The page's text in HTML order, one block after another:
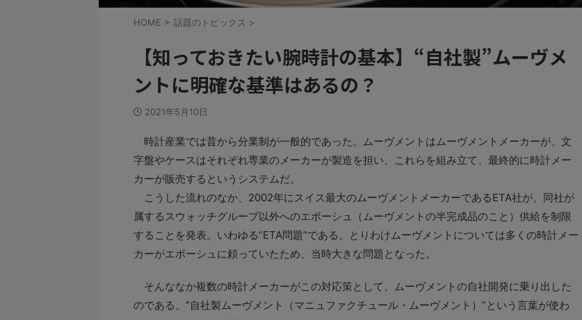
HOME > 話題のトピックス >
【知っておきたい腕時計の基本】“自社製”ムーヴメ
ントに明確な基準はあるの？
2021年5月10日
時計産業では昔から分業制が一般的であった。ムーヴメントはムーヴメントメーカーが、文
字盤やケースはそれぞれ専業のメーカーが製造を担い、これらを組み立て、最終的に時計メー
カーが販売するというシステムだ。
こうした流れのなか、2002年にスイス最大のムーヴメントメーカーであるETA社が、同社が
属するスウォッチグループ以外へのエボーシュ（ムーヴメントの半完成品のこと）供給を制限
することを発表。いわゆる“ETA問題”である。とりわけムーヴメントについては多くの時計メー
カーがエボーシュに頼っていたため、当時大きな問題となった。
そんななか複数の時計メーカーがこの対応策として、ムーヴメントの自社開発に乗り出した
のである。“自社製ムーヴメント（マニュファクチュール・ムーヴメント）”という言葉が使わ